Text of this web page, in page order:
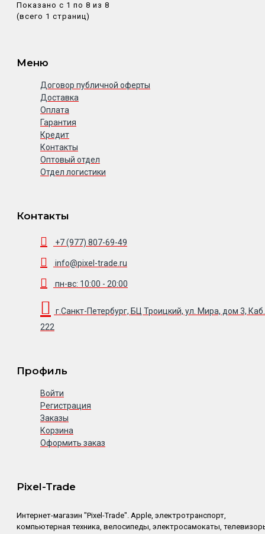
Показано с 1 по 8 из 8
(всего 1 страниц)
Меню
Договор публичной оферты
Доставка
Оплата
Гарантия
Кредит
Контакты
Оптовый отдел
Отдел логистики
Контакты
+7 (977) 807-69-49
info@pixel-trade.ru
пн-вс: 10:00 - 20:00
г.Санкт-Петербург, БЦ Троицкий, ул. Мира, дом 3, Каб.
222
Профиль
Войти
Регистрация
Заказы
Корзина
Оформить заказ
Pixel-Trade
Интернет-магазин "Pixel-Trade". Apple, электротранспорт,
компьютерная техника, велосипеды, электросамокаты,